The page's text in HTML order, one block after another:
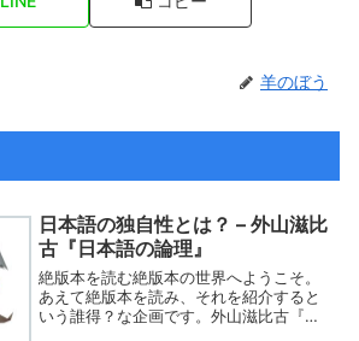
羊のぼう
日本語の独自性とは？ – 外山滋比
古『日本語の論理』
絶版本を読む絶版本の世界へようこそ。
あえて絶版本を読み、それを紹介すると
いう誰得？な企画です。外山滋比古『日